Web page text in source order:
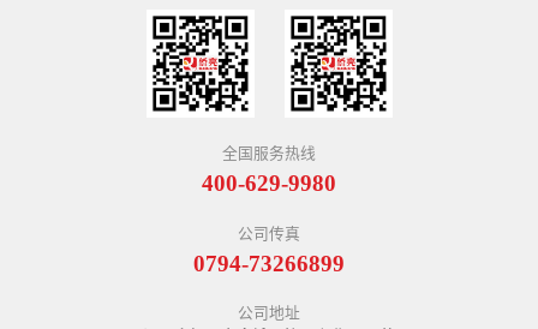
全国服务热线
400-629-9980
公司传真
0794-73266899
公司地址